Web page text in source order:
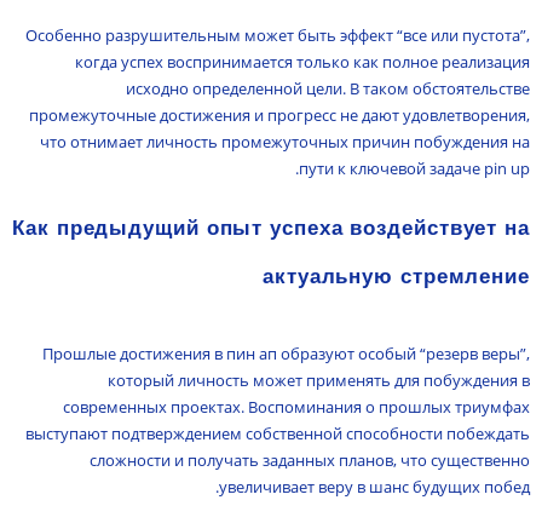
Особенно разрушительным может быть эффект “все или пустота”,
когда успех воспринимается только как полное реализация
исходно определенной цели. В таком обстоятельстве
промежуточные достижения и прогресс не дают удовлетворения,
что отнимает личность промежуточных причин побуждения на
пути к ключевой задаче pin up.
Как предыдущий опыт успеха воздействует на
актуальную стремление
Прошлые достижения в пин ап образуют особый “резерв веры”,
который личность может применять для побуждения в
современных проектах. Воспоминания о прошлых триумфах
выступают подтверждением собственной способности побеждать
сложности и получать заданных планов, что существенно
увеличивает веру в шанс будущих побед.